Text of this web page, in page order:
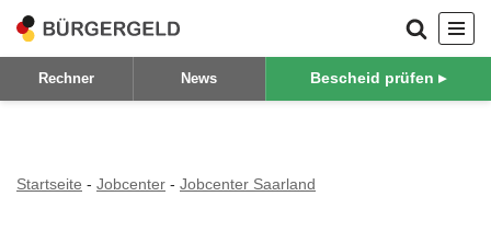
Zum
Inhalt
Rechner News Bescheid prüfen ▸
Startseite - Jobcenter - Jobcenter Saarland